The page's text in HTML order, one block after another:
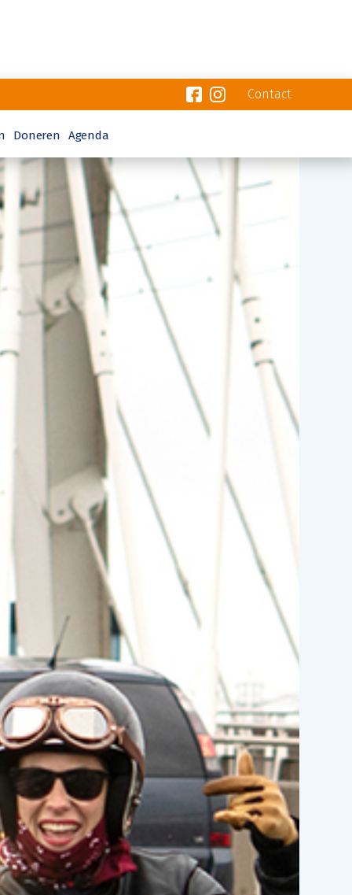
Contact
Doneren Agenda